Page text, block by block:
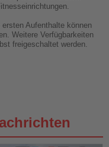
Aufenthalte können
Weitere Verfügbarkeiten
freigeschaltet werden.